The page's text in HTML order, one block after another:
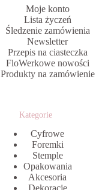
Moje konto
Lista życzeń
Śledzenie zamówienia
Newsletter
Przepis na ciasteczka
FloWerkowe nowości
Produkty na zamówienie
Kategorie
Cyfrowe
Foremki
Stemple
Opakowania
Akcesoria
Dekoracje